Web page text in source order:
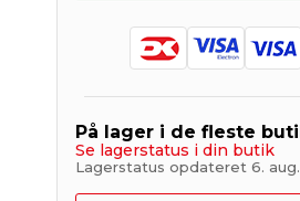
På lager i de fleste
Se lagerstatus i din butik
Lagerstatus opdateret 6.